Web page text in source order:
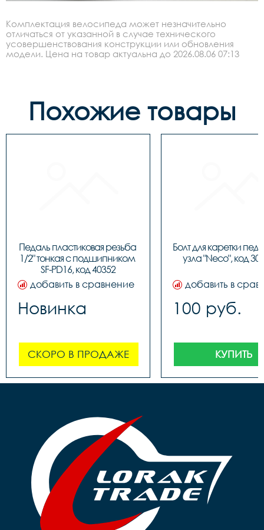
Комплектация велосипеда может незначительно
отличаться от указанной в случае технического
усовершенствования конструкции или обновления
модели. Цена на товар актуальна до 2026.08.06 07:13
Похожие товары
Педаль пластиковая резьба
1/2" тонкая c подшипником
SF-PD16, код 40352
добавить в сравнение
Новинка
СКОРО В ПРОДАЖЕ
Болт для каретки
узла "Neco", код
добавить в
100 руб.
КУПИТЬ